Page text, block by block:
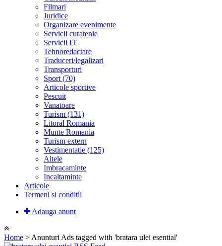
Filmari
Juridice
Organizare evenimente
Servicii curatenie
Servicii IT
Tehnoredactare
Traduceri/legalizari
Transporturi
Sport (70)
Articole sportive
Pescuit
Vanatoare
Turism (131)
Litoral Romania
Munte Romania
Turism extern
Vestimentatie (125)
Altele
Imbracaminte
Incaltaminte
Articole
Termeni si conditii
Adauga anunt
Home > Anunturi Ads tagged with 'bratara ulei esential'